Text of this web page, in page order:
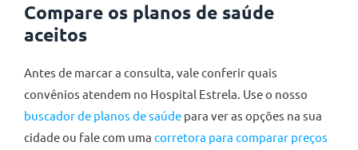
Compare os planos de saúde
aceitos
Antes de marcar a consulta, vale conferir quais
convênios atendem no Hospital Estrela. Use o nosso
buscador de planos de saúde para ver as opções na sua
cidade ou fale com uma corretora para comparar preços